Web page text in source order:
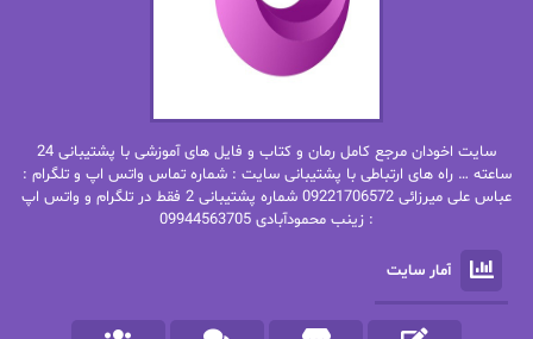
بهاره شیرازی
بهاره.م
بیتا فرخی
پاتریشیا ویلسون پرتو فرهمند
پرستو اسحقی
پرستو مهاجر
پرهام رسولی
سایت اخودان مرجع کامل رمان و کتاب و فایل های آموزشی با پشتیبانی 24
ساعته … راه های ارتباطی با پشتیبانی سایت : شماره تماس واتس اپ و تلگرام :
عباس علی میرزائی 09221706572 شماره پشتیبانی 2 فقط در تلگرام و واتس اپ
: زینب محمودآبادی 09944563705
آمار سایت